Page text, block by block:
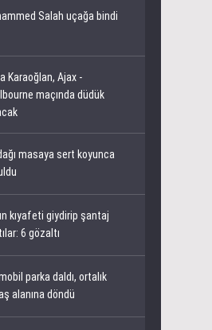
Salah uçağa bindi
Karaoğlan, Ajax -
maçında düdük
masaya sert koyunca
kıyafeti giydirip şantaj
6 gözaltı
parka daldı, ortalık
alanına döndü